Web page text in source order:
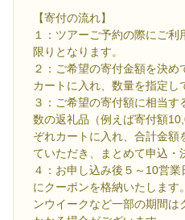
【寄付の流れ】
１：ツアーご予約の際にご
限りとなります。
２：ご希望の寄付金額を決
カートに入れ、数量を指定し
３：ご希望の寄付額に相当
数の返礼品（例えば寄付額
ぞれカートに入れ、合計金額
ていただき、まとめて申込・
４：お申し込み後５～10営
にクーポンを格納いたしま
ンウイークなど一部の期間